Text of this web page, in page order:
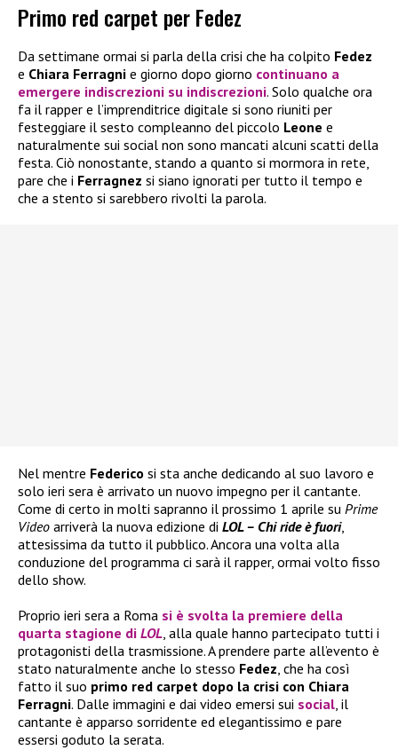
Primo red carpet per Fedez
Da settimane ormai si parla della crisi che ha colpito Fedez
e Chiara Ferragni e giorno dopo giorno continuano a
emergere indiscrezioni su indiscrezioni. Solo qualche ora
fa il rapper e l’imprenditrice digitale si sono riuniti per
festeggiare il sesto compleanno del piccolo Leone e
naturalmente sui social non sono mancati alcuni scatti della
festa. Ciò nonostante, stando a quanto si mormora in rete,
pare che i Ferragnez si siano ignorati per tutto il tempo e
che a stento si sarebbero rivolti la parola.
Nel mentre Federico si sta anche dedicando al suo lavoro e
solo ieri sera è arrivato un nuovo impegno per il cantante.
Come di certo in molti sapranno il prossimo 1 aprile su Prime
Video arriverà la nuova edizione di LOL – Chi ride è fuori,
attesissima da tutto il pubblico. Ancora una volta alla
conduzione del programma ci sarà il rapper, ormai volto fisso
dello show.
Proprio ieri sera a Roma si è svolta la premiere della
quarta stagione di LOL, alla quale hanno partecipato tutti i
protagonisti della trasmissione. A prendere parte all’evento è
stato naturalmente anche lo stesso Fedez, che ha così
fatto il suo primo red carpet dopo la crisi con Chiara
Ferragni. Dalle immagini e dai video emersi sui social, il
cantante è apparso sorridente ed elegantissimo e pare
essersi goduto la serata.